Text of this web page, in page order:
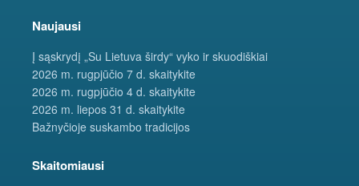
Naujausi
Į sąskrydį „Su Lietuva širdy“ vyko ir skuodiškiai
2026 m. rugpjūčio 7 d. skaitykite
2026 m. rugpjūčio 4 d. skaitykite
2026 m. liepos 31 d. skaitykite
Bažnyčioje suskambo tradicijos
Skaitomiausi